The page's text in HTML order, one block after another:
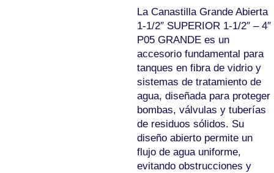
La Canastilla Grande Abierta
1-1/2″ SUPERIOR 1-1/2″ – 4″
P05 GRANDE es un
accesorio fundamental para
tanques en fibra de vidrio y
sistemas de tratamiento de
agua, diseñada para proteger
bombas, válvulas y tuberías
de residuos sólidos. Su
diseño abierto permite un
flujo de agua uniforme,
evitando obstrucciones y